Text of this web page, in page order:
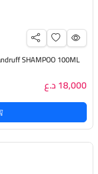
18,000 د.ع